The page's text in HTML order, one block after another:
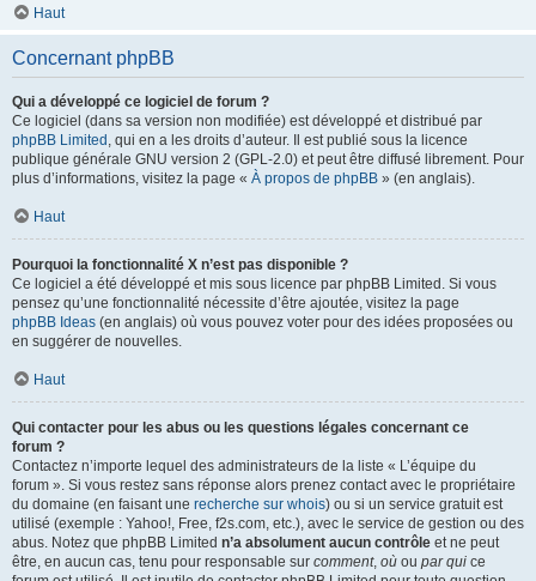
Haut
Concernant phpBB
Qui a développé ce logiciel de forum ?
Ce logiciel (dans sa version non modifiée) est développé et distribué par
phpBB Limited , qui en a les droits d’auteur. Il est publié sous la licence
publique générale GNU version 2 (GPL-2.0) et peut être diffusé librement. Pour
plus d’informations, visitez la page « À propos de phpBB » (en anglais).
Haut
Pourquoi la fonctionnalité X n’est pas disponible ?
Ce logiciel a été développé et mis sous licence par phpBB Limited. Si vous
pensez qu’une fonctionnalité nécessite d’être ajoutée, visitez la page
phpBB Ideas (en anglais) où vous pouvez voter pour des idées proposées ou
en suggérer de nouvelles.
Haut
Qui contacter pour les abus ou les questions légales concernant ce
forum ?
Contactez n’importe lequel des administrateurs de la liste « L’équipe du
forum ». Si vous restez sans réponse alors prenez contact avec le propriétaire
du domaine (en faisant une recherche sur whois) ou si un service gratuit est
utilisé (exemple : Yahoo!, Free, f2s.com, etc.), avec le service de gestion ou des
abus. Notez que phpBB Limited n’a absolument aucun contrôle et ne peut
être, en aucun cas, tenu pour responsable sur comment, où ou par qui ce